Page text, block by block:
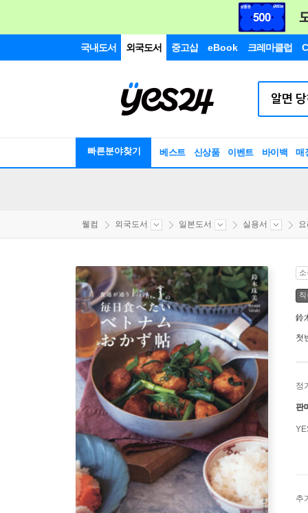
국내도서 외국도서 중고샵 eBook 크레마클럽
빠른분야찾기 베스트 신상품 이벤트 바이백 매
웰컴 외국도서 일본도서 실용서
鈴
첫
정
판
추